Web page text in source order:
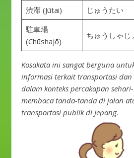
渋滞 (Jūtai)
じゅうたい
駐車場
(Chūshajō)
ちゅうしゃじ
Kosakata ini sangat berguna
informasi terkait transportasi
dalam konteks percakapan
membaca tanda-tanda di jalan
transportasi publik di Jepang.